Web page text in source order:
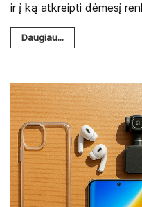
ir į ką atkreipti dėmesį
Daugiau...